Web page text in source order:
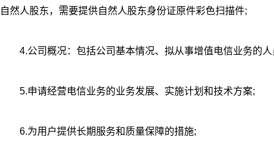
自然人股东，需要提供自然人股东身份证原件彩色扫描件;
4.公司概况：包括公司基本情况、拟从事增值电信业务的人
5.申请经营电信业务的业务发展、实施计划和技术方案;
6.为用户提供长期服务和质量保障的措施;